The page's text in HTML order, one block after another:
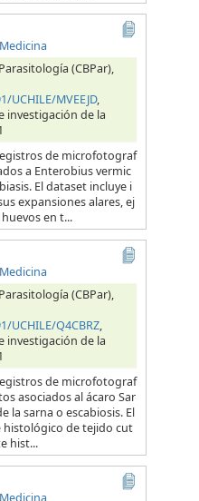
(CBPar),
MVEEJD,
investigación de la
de microfotograf
a Enterobius vermic
El dataset incluye i
expansiones alares, ej
en t...
(CBPar),
UCHILE/Q4CBRZ,
investigación de la
de microfotograf
asociados al ácaro Sar
la sarna o escabiosis. El
histológico de tejido cut
hist...